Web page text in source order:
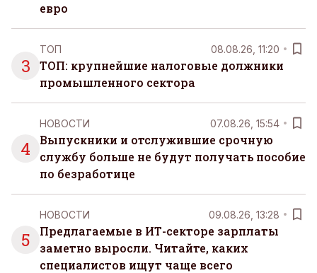
евро
3
ТОП 08.08.26, 11:20
ТОП: крупнейшие налоговые должники
промышленного сектора
4
НОВОСТИ 07.08.26, 15:54
Выпускники и отслужившие срочную
службу больше не будут получать пособие
по безработице
5
НОВОСТИ 09.08.26, 13:28
Предлагаемые в ИТ-секторе зарплаты
заметно выросли. Читайте, каких
специалистов ищут чаще всего